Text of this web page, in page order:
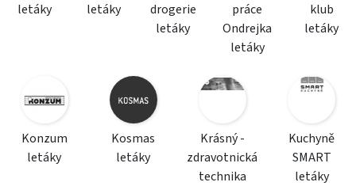
letáky
letáky
drogerie
letáky
práce
Ondrejka
letáky
klub
letáky
Konzum
letáky
Kosmas
letáky
Krásný -
zdravotnická
technika
Kuchyně
SMART
letáky